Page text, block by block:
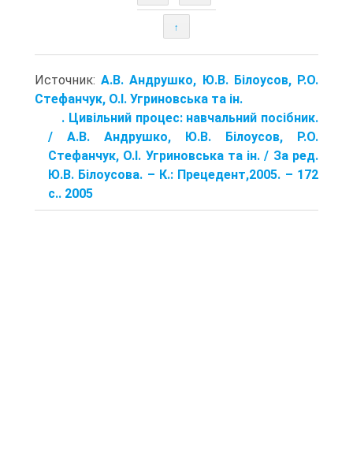
↑
Источник:А.В. Андрушко, Ю.В. Білоусов, Р.О.
Стефанчук, О.І. Угриновська та ін.
. Цивільний процес: навчальний посібник.
/ А.В. Андрушко, Ю.В. Білоусов, Р.О.
Стефанчук, О.І. Угриновська та ін. / За ред.
Ю.В. Білоусова. – К.: Прецедент,2005. – 172
с.. 2005